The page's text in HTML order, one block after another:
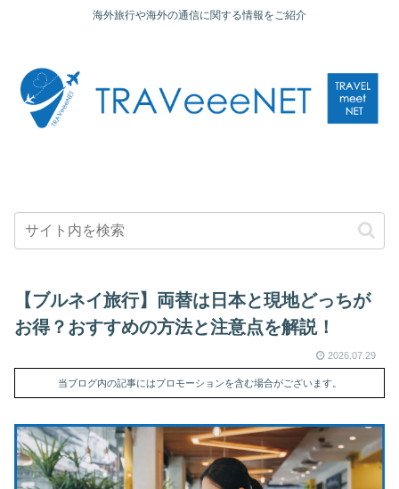
海外旅行や海外の通信に関する情報をご紹介
【ブルネイ旅行】両替は日本と現地どっちが
お得？おすすめの方法と注意点を解説！
2026.07.29
当ブログ内の記事にはプロモーションを含む場合がございます。